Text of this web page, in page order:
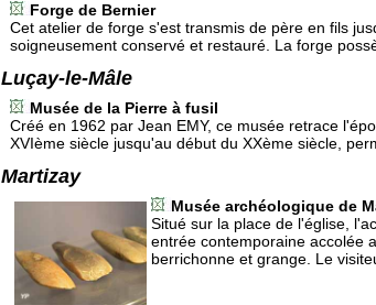
Forge de Bernier
Cet atelier de forge s'est transmis de père en fils
soigneusement conservé et restauré. La forge
Luçay-le-Mâle
Musée de la Pierre à fusil
Créé en 1962 par Jean EMY, ce musée retrace
XVIème siècle jusqu'au début du XXème siècle,
Martizay
Musée archéologique de
Situé sur la place de l'église,
entrée contemporaine accolée
berrichonne et grange. Le